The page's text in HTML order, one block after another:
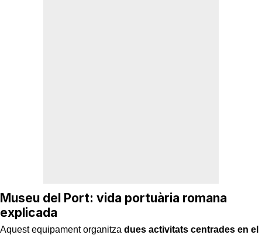
Museu del Port: vida portuària romana
explicada
Aquest equipament organitza dues activitats centrades en el